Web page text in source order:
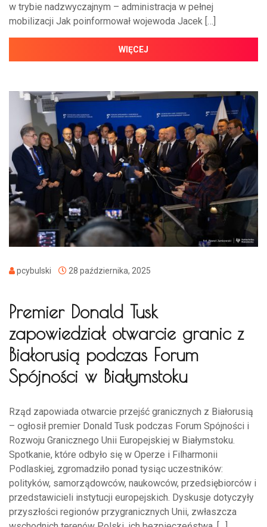
w trybie nadzwyczajnym – administracja w pełnej
mobilizacji Jak poinformował wojewoda Jacek […]
WIĘCEJ
pcybulski 28 października, 2025
Premier Donald Tusk
zapowiedział otwarcie granic z
Białorusią podczas Forum
Spójności w Białymstoku
Rząd zapowiada otwarcie przejść granicznych z Białorusią
– ogłosił premier Donald Tusk podczas Forum Spójności i
Rozwoju Granicznego Unii Europejskiej w Białymstoku.
Spotkanie, które odbyło się w Operze i Filharmonii
Podlaskiej, zgromadziło ponad tysiąc uczestników:
polityków, samorządowców, naukowców, przedsiębiorców i
przedstawicieli instytucji europejskich. Dyskusje dotyczyły
przyszłości regionów przygranicznych Unii, zwłaszcza